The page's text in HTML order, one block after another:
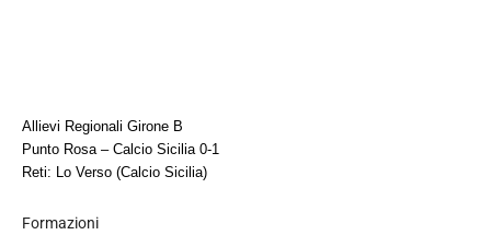
Allievi Regionali Girone B
Punto Rosa – Calcio Sicilia 0-1
Reti: Lo Verso (Calcio Sicilia)
Formazioni